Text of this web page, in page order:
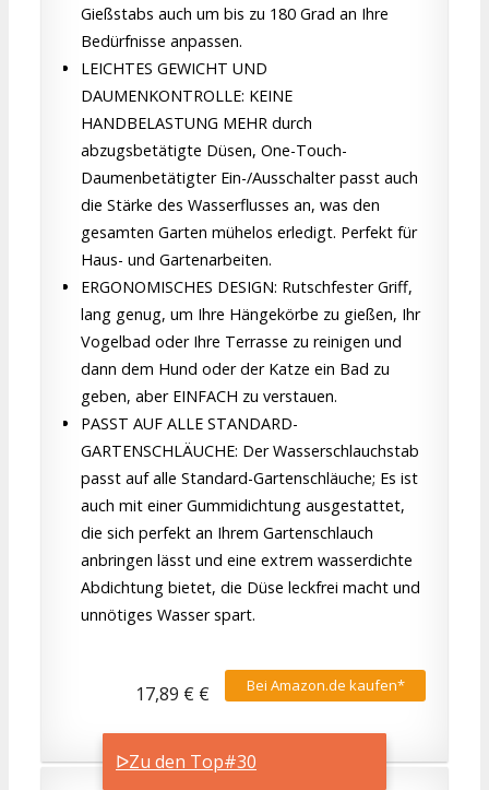
ᐅZu den Top#30
Gießstabs auch um bis zu 180 Grad an Ihre
Bedürfnisse anpassen.
LEICHTES GEWICHT UND
DAUMENKONTROLLE: KEINE
HANDBELASTUNG MEHR durch
abzugsbetätigte Düsen, One-Touch-
Daumenbetätigter Ein-/Ausschalter passt auch
die Stärke des Wasserflusses an, was den
gesamten Garten mühelos erledigt. Perfekt für
Haus- und Gartenarbeiten.
ERGONOMISCHES DESIGN: Rutschfester Griff,
lang genug, um Ihre Hängekörbe zu gießen, Ihr
Vogelbad oder Ihre Terrasse zu reinigen und
dann dem Hund oder der Katze ein Bad zu
geben, aber EINFACH zu verstauen.
PASST AUF ALLE STANDARD-
GARTENSCHLÄUCHE: Der Wasserschlauchstab
passt auf alle Standard-Gartenschläuche; Es ist
auch mit einer Gummidichtung ausgestattet,
die sich perfekt an Ihrem Gartenschlauch
anbringen lässt und eine extrem wasserdichte
Abdichtung bietet, die Düse leckfrei macht und
unnötiges Wasser spart.
Bei Amazon.de kaufen*
17,89 € €